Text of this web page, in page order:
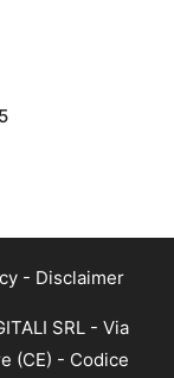
- Disclaimer
SRL - Via
(CE) - Codice